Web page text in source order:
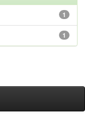
1
1